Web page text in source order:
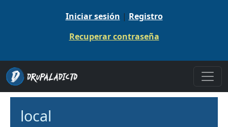
Iniciar sesión | Registro
Recuperar contraseña
local